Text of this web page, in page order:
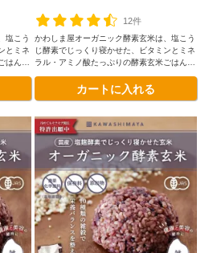
塩こう
とミネ
はんで
12件
かわしま屋オーガニック酵素玄米は、塩こう
じ酵素でじっくり寝かせた、ビタミンとミネ
ラル・アミノ酸たっぷりの酵素玄米ごはんで
しくなりました。もち麦入りです
カートに入れる